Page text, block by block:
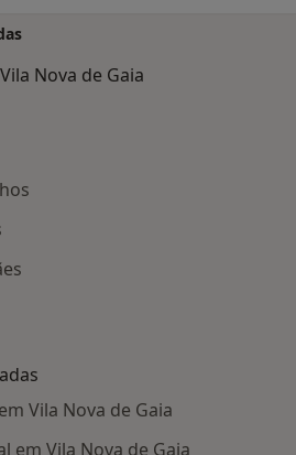
Nova de Gaia
Vila Nova de Gaia
em Vila Nova de Gaia